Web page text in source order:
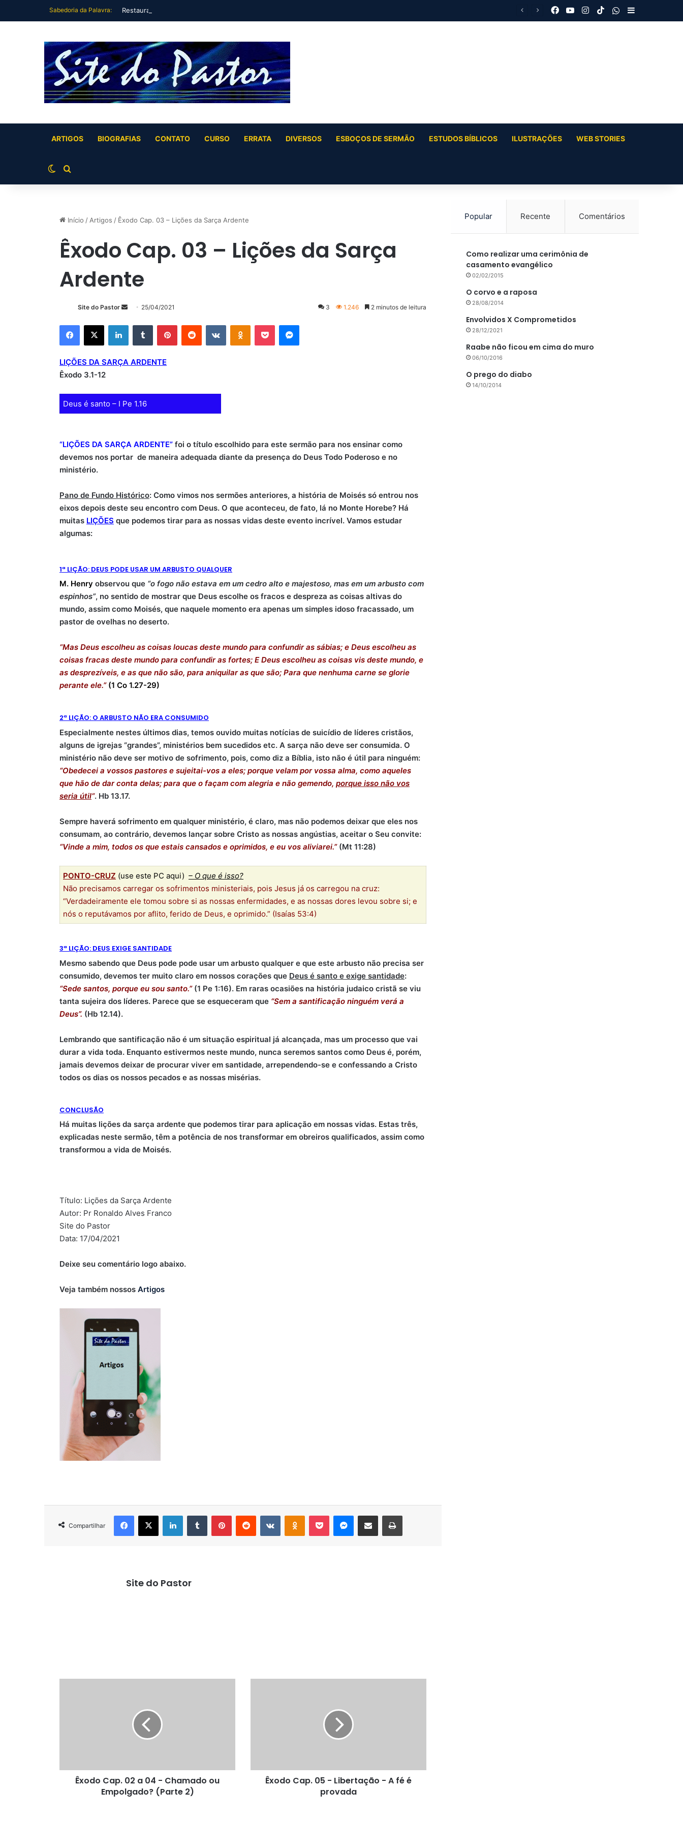
Sabedoria da Palavra: Restauração Plena Vida Plena (Jó 42:10-17) Facebook
YouTubeInstagram
TikTokWhatsApp
Barra Lateral
ARTIGOS BIOGRAFIAS CONTATO CURSO ERRATA DIVERSOS ESBOÇOS DE SERMÃO ESTUDOS BÍBLICOS ILUSTRAÇÕES WEB STORIES
Switch skin
Buscar por
Início / Artigos / Êxodo Cap. 03 – Lições da Sarça Ardente
Êxodo Cap. 03 – Lições da Sarça
Ardente
Site do Pastor
Mande
mail
25/04/2021 3 1.246 2 minutos de leitura
Facebook
X LinkedinTumblr PinterestReddit VK OK Pocket Messenger
LIÇÕES DA SARÇA ARDENTE
Êxodo 3.1-12
Deus é santo – I Pe 1.16
“LIÇÕES DA SARÇA ARDENTE” foi o título escolhido para este sermão para nos ensinar como
devemos nos portar de maneira adequada diante da presença do Deus Todo Poderoso e no
ministério.
Pano de Fundo Histórico: Como vimos nos sermões anteriores, a história de Moisés só entrou nos
eixos depois deste seu encontro com Deus. O que aconteceu, de fato, lá no Monte Horebe? Há
muitas LIÇÕES que podemos tirar para as nossas vidas deste evento incrível. Vamos estudar
algumas:
1ª LIÇÃO: DEUS PODE USAR UM ARBUSTO QUALQUER
M. Henry observou que “o fogo não estava em um cedro alto e majestoso, mas em um arbusto com
espinhos”, no sentido de mostrar que Deus escolhe os fracos e despreza as coisas altivas do
mundo, assim como Moisés, que naquele momento era apenas um simples idoso fracassado, um
pastor de ovelhas no deserto.
“Mas Deus escolheu as coisas loucas deste mundo para confundir as sábias; e Deus escolheu as
coisas fracas deste mundo para confundir as fortes; E Deus escolheu as coisas vis deste mundo, e
as desprezíveis, e as que não são, para aniquilar as que são; Para que nenhuma carne se glorie
perante ele.” (1 Co 1.27-29)
2ª LIÇÃO: O ARBUSTO NÃO ERA CONSUMIDO
Especialmente nestes últimos dias, temos ouvido muitas notícias de suicídio de líderes cristãos,
alguns de igrejas “grandes”, ministérios bem sucedidos etc. A sarça não deve ser consumida. O
ministério não deve ser motivo de sofrimento, pois, como diz a Bíblia, isto não é útil para ninguém:
“Obedecei a vossos pastores e sujeitai-vos a eles; porque velam por vossa alma, como aqueles
que hão de dar conta delas; para que o façam com alegria e não gemendo, porque isso não vos
seria útil“. Hb 13.17.
Sempre haverá sofrimento em qualquer ministério, é claro, mas não podemos deixar que eles nos
consumam, ao contrário, devemos lançar sobre Cristo as nossas angústias, aceitar o Seu convite:
“Vinde a mim, todos os que estais cansados e oprimidos, e eu vos aliviarei.”(Mt 11:28)
PONTO-CRUZ (use este PC aqui) – O que é isso?
Não precisamos carregar os sofrimentos ministeriais, pois Jesus já os carregou na cruz:
“Verdadeiramente ele tomou sobre si as nossas enfermidades, e as nossas dores levou sobre si; e
nós o reputávamos por aflito, ferido de Deus, e oprimido.” (Isaías 53:4)
3ª LIÇÃO: DEUS EXIGE SANTIDADE
Mesmo sabendo que Deus pode pode usar um arbusto qualquer e que este arbusto não precisa ser
consumido, devemos ter muito claro em nossos corações que Deus é santo e exige santidade:
“Sede santos, porque eu sou santo.”(1 Pe 1:16). Em raras ocasiões na história judaico cristã se viu
tanta sujeira dos líderes. Parece que se esqueceram que “Sem a santificação ninguém verá a
Deus”. (Hb 12.14).
Lembrando que santificação não é um situação espiritual já alcançada, mas um processo que vai
durar a vida toda. Enquanto estivermos neste mundo, nunca seremos santos como Deus é, porém,
jamais devemos deixar de procurar viver em santidade, arrependendo-se e confessando a Cristo
todos os dias os nossos pecados e as nossas misérias.
CONCLUSÃO
Há muitas lições da sarça ardente que podemos tirar para aplicação em nossas vidas. Estas três,
explicadas neste sermão, têm a potência de nos transformar em obreiros qualificados, assim como
transformou a vida de Moisés.
Título: Lições da Sarça Ardente
Autor: Pr Ronaldo Alves Franco
Site do Pastor
Data: 17/04/2021
Deixe seu comentário logo abaixo.
Veja também nossos Artigos
Compartilhar
Facebook
X LinkedinTumblr PinterestReddit VK OK Pocket Messenger
Compartilhar via e-mail Imprimir
Site do Pastor
Empolgado?
(ParteÊxodo Cap. 02 a 04 - Chamado ou
Empolgado? (Parte 2)
é
provadaÊxodo Cap. 05 - Libertação - A fé é
provada
Popular Recente Comentários
Como realizar uma cerimônia de
casamento evangélico
02/02/2015
O corvo e a raposa
28/08/2014
Envolvidos X Comprometidos
28/12/2021
Raabe não ficou em cima do muro
06/10/2016
O prego do diabo
14/10/2014